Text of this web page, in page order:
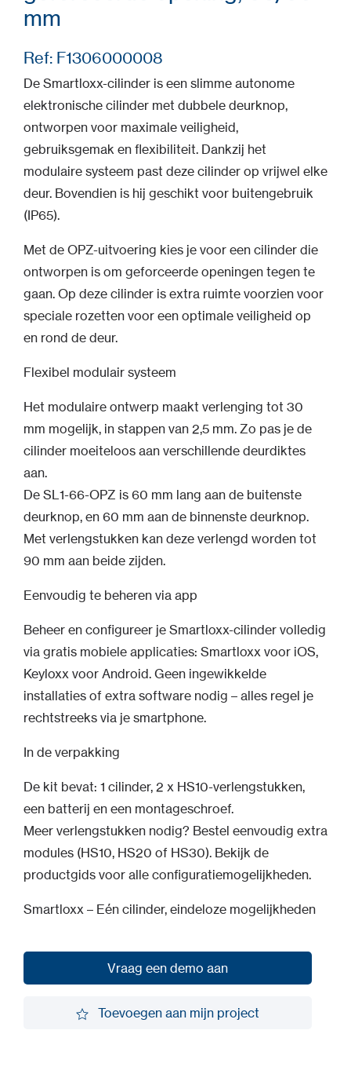
mm
Ref: F1306000008
De Smartloxx-cilinder is een slimme autonome
elektronische cilinder met dubbele deurknop,
ontworpen voor maximale veiligheid,
gebruiksgemak en flexibiliteit. Dankzij het
modulaire systeem past deze cilinder op vrijwel elke
deur. Bovendien is hij geschikt voor buitengebruik
(IP65).
Met de OPZ-uitvoering kies je voor een cilinder die
ontworpen is om geforceerde openingen tegen te
gaan. Op deze cilinder is extra ruimte voorzien voor
speciale rozetten voor een optimale veiligheid op
en rond de deur.
Flexibel modulair systeem
Het modulaire ontwerp maakt verlenging tot 30
mm mogelijk, in stappen van 2,5 mm. Zo pas je de
cilinder moeiteloos aan verschillende deurdiktes
aan.
De SL1-66-OPZ is 60 mm lang aan de buitenste
deurknop, en 60 mm aan de binnenste deurknop.
Met verlengstukken kan deze verlengd worden tot
90 mm aan beide zijden.
Eenvoudig te beheren via app
Beheer en configureer je Smartloxx-cilinder volledig
via gratis mobiele applicaties: Smartloxx voor iOS,
Keyloxx voor Android. Geen ingewikkelde
installaties of extra software nodig – alles regel je
rechtstreeks via je smartphone.
In de verpakking
De kit bevat: 1 cilinder, 2 x HS10-verlengstukken,
een batterij en een montageschroef.
Meer verlengstukken nodig? Bestel eenvoudig extra
modules (HS10, HS20 of HS30). Bekijk de
productgids voor alle configuratiemogelijkheden.
Smartloxx – Eén cilinder, eindeloze mogelijkheden
Vraag een demo aan
Toevoegen aan mijn project